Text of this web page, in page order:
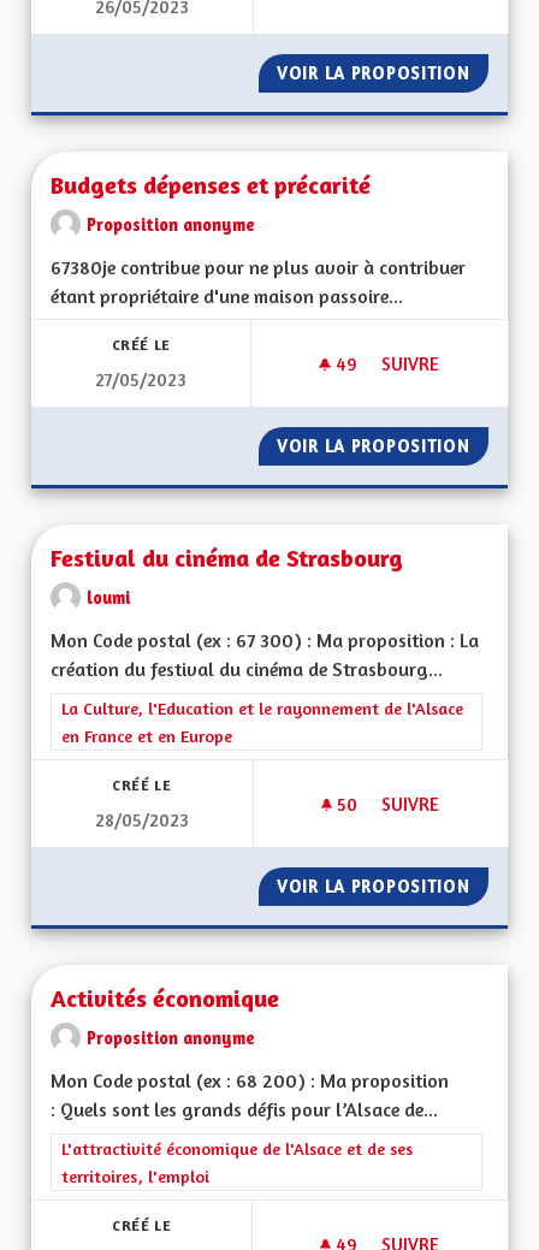
26/05/2023
VOIR LA PROPOSITION
Budgets dépenses et précarité
Proposition anonyme
67380je contribue pour ne plus avoir à contribuer
étant propriétaire d'une maison passoire...
CRÉÉ LE
27/05/2023
49 49 ABONNÉS
SUIVRE
VOIR LA PROPOSITION
Festival du cinéma de Strasbourg
loumi
Mon Code postal (ex : 67 300) : Ma proposition : La
création du festival du cinéma de Strasbourg...
Filtrer les résultats de la catégorie : La Culture, l'Education et
La Culture, l'Education et le rayonnement de l'Alsace
en France et en Europe
CRÉÉ LE
28/05/2023
50 50 ABONNÉS
SUIVRE
VOIR LA PROPOSITION
Activités économique
Proposition anonyme
Mon Code postal (ex : 68 200) : Ma proposition
: Quels sont les grands défis pour l’Alsace de...
Filtrer les résultats de la catégorie : L'attractivité
L'attractivité économique de l'Alsace et de ses
territoires, l'emploi
CRÉÉ LE
49 49 ABONNÉS
SUIVRE